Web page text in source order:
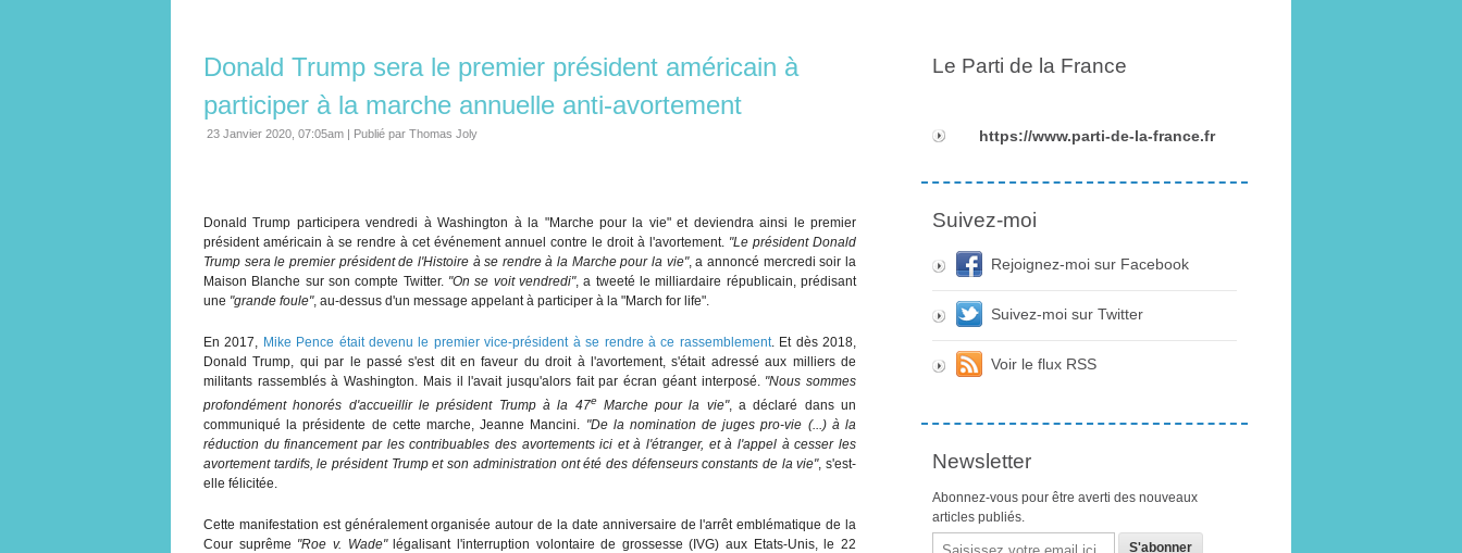
Donald Trump sera le premier président américain à
participer à la marche annuelle anti-avortement
23 Janvier 2020, 07:05am | Publié par Thomas Joly
Donald Trump participera vendredi à Washington à la "Marche pour la vie" et deviendra ainsi le premier
président américain à se rendre à cet événement annuel contre le droit à l'avortement. "Le président Donald
Trump sera le premier président de l'Histoire à se rendre à la Marche pour la vie", a annoncé mercredi soir la
Maison Blanche sur son compte Twitter. "On se voit vendredi", a tweeté le milliardaire républicain, prédisant
une "grande foule", au-dessus d'un message appelant à participer à la "March for life".
En 2017, Mike Pence était devenu le premier vice-président à se rendre à ce rassemblement. Et dès 2018,
Donald Trump, qui par le passé s'est dit en faveur du droit à l'avortement, s'était adressé aux milliers de
militants rassemblés à Washington. Mais il l'avait jusqu'alors fait par écran géant interposé. "Nous sommes
profondément honorés d'accueillir le président Trump à la 47eMarche pour la vie", a déclaré dans un
communiqué la présidente de cette marche, Jeanne Mancini. "De la nomination de juges pro-vie (...) à la
réduction du financement par les contribuables des avortements ici et à l'étranger, et à l'appel à cesser les
avortement tardifs, le président Trump et son administration ont été des défenseurs constants de la vie", s'est-
elle félicitée.
Cette manifestation est généralement organisée autour de la date anniversaire de l'arrêt emblématique de la
Cour suprême "Roe v. Wade"légalisant l'interruption volontaire de grossesse (IVG) aux Etats-Unis, le 22
Le Parti de la France
https://www.parti-de-la-france.fr
Suivez-moi
Rejoignez-moi sur Facebook
Suivez-moi sur Twitter
Voir le flux RSS
Newsletter
Abonnez-vous pour être averti des nouveaux
articles publiés.
Email